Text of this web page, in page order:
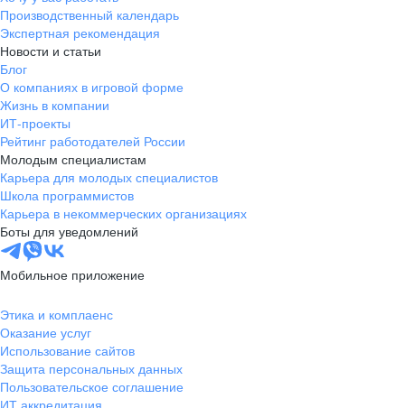
Производственный календарь
Экспертная рекомендация
Новости и статьи
Блог
О компаниях в игровой форме
Жизнь в компании
ИТ-проекты
Рейтинг работодателей России
Молодым специалистам
Карьера для молодых специалистов
Школа программистов
Карьера в некоммерческих организациях
Боты для уведомлений
Мобильное приложение
Этика и комплаенс
Оказание услуг
Использование сайтов
Защита персональных данных
Пользовательское соглашение